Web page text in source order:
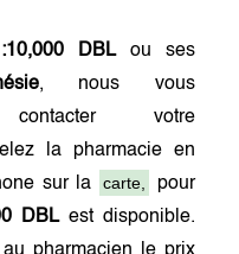
DBLou ses
, nous vous
votre
la pharmacie en
sur la
carte,
pour
DBLest disponible.